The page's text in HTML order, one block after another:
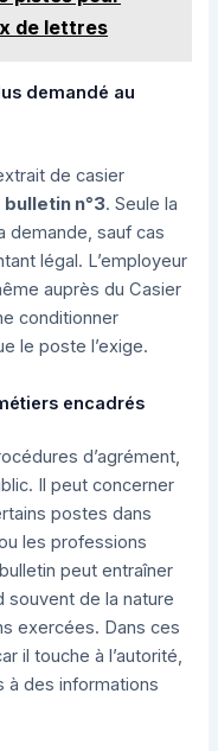
de lettres
demandé au
de casier
bulletin n°3. Seule la
demande, sauf cas
légal. L’employeur
auprès du Casier
conditionner
le poste l’exige.
encadrés
d’agrément,
Il peut concerner
postes dans
les professions
peut entraîner
souvent de la nature
exercées. Dans ces
il touche à l’autorité,
à des informations